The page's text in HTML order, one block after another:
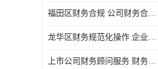
注册公司
福田区财务合规 公司财务合规 如何处理实现税务*风险
龙华区财务规范化操作 企业纳税风险管理控制 操作起来简单易行
上市公司财务顾问服务 财务合规 如何才能达到目标